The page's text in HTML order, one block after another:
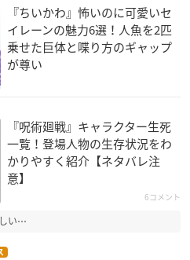
『ちいかわ』怖いのに可愛いセ
イレーンの魅力6選！人魚を2匹
乗せた巨体と喋り方のギャップ
が尊い
『呪術廻戦』キャラクター生死
一覧！登場人物の生存状況をわ
かりやすく紹介【ネタバレ注
意】
6コメント
い⋯